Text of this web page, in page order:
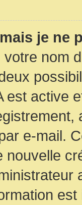
je ne
nom
est active
e-mail.
nouvelle